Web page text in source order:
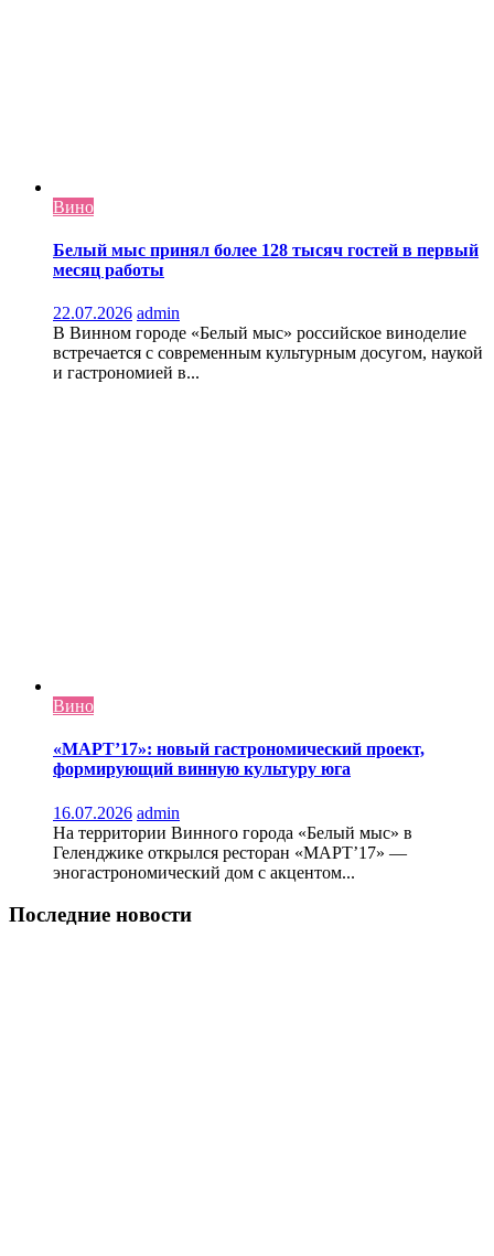
Вино
Белый мыс принял более 128 тысяч гостей в первый
месяц работы
22.07.2026 admin
В Винном городе «Белый мыс» российское виноделие
встречается с современным культурным досугом, наукой
и гастрономией в...
Вино
«МАРТ’17»: новый гастрономический проект,
формирующий винную культуру юга
16.07.2026 admin
На территории Винного города «Белый мыс» в
Геленджике открылся ресторан «МАРТ’17» —
эногастрономический дом с акцентом...
Последние новости